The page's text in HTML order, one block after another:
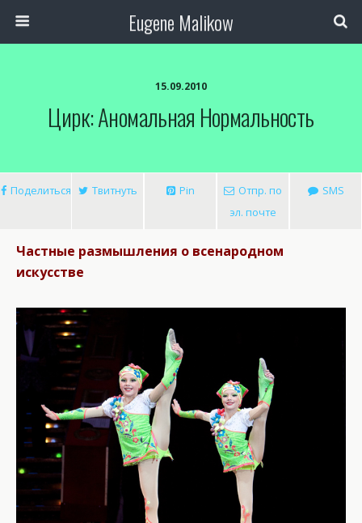
Eugene Malikow
15.09.2010
Цирк: Аномальная Нормальность
Поделиться Твитнуть Pin
Отпр. по
эл. почте
SMS
Частные размышления о всенародном
искусстве